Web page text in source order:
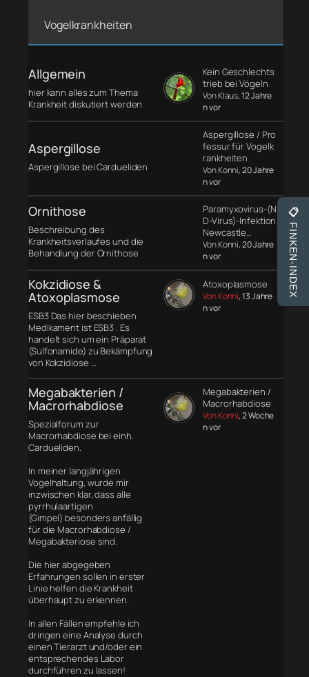
Vogelkrankheiten
Allgemein
hier kann alles zum Thema
Krankheit diskutiert werden
Kein Geschlechts
trieb bei Vögeln
Von Klaus, 12 Jahre
n vor
Aspergillose
Aspergillose bei Cardueliden
Aspergillose / Pro
fessur für Vogelk
rankheiten
Von Konni, 20 Jahre
n vor
Ornithose
Beschreibung des
Krankheitsverlaufes und die
Behandlung der Ornithose
Paramyxovirus-(N
D-Virus)-Infektion
Newcastle…
Von Konni, 20 Jahre
n vor
Kokzidiose &
Atoxoplasmose
ESB3 Das hier beschieben
Medikament ist ESB3 . Es
handelt sich um ein Präparat
(Sulfonamide) zu Bekämpfung
von Kokzidiose …
Atoxoplasmose
Von Konni, 13 Jahre
n vor
Megabakterien /
Macrorhabdiose
Spezialforum zur
Macrorhabdiose bei einh.
Cardueliden.
In meiner langjährigen
Vogelhaltung, wurde mir
inzwischen klar, dass alle
pyrrhulaartigen
(Gimpel) besonders anfällig
für die Macrorhabdiose /
Megabakteriose sind.
Die hier abgegeben
Erfahrungen sollen in erster
Linie helfen die Krankheit
überhaupt zu erkennen.
In allen Fällen empfehle ich
dringen eine Analyse durch
einen Tierarzt und/oder ein
entsprechendes Labor
durchführen zu lassen!
Megabakterien /
Macrorhabdiose
Von Konni, 2 Woche
n vor
📋
FINKEN-INDEX